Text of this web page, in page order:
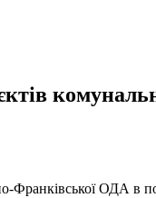
Франківської ОДА в